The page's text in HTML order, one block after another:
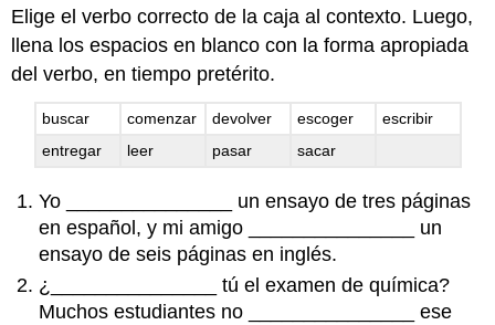
Elige el verbo correcto de la caja al contexto. Luego,
llena los espacios en blanco con la forma apropiada
del verbo, en tiempo pretérito.
buscar comenzar devolver escoger
escribir
entregar
leer pasar sacar
Yo _______________ un ensayo de tres páginas
en español, y mi amigo _______________ un
ensayo de seis páginas en inglés.
¿_______________ tú el examen de química?
Muchos estudiantes no _______________ ese